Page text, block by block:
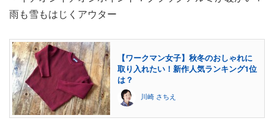
雨も雪もはじくアウター
【ワークマン女子】秋冬のおしゃれに
取り入れたい！新作人気ランキング1位
は？
川崎 さちえ